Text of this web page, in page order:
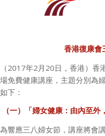
香港復康會
（201 7年2 月20日，香港）香
場免費健康講座，主題分別為
如下：
（一）「婦女健康：由內至外
為響應三八婦女節，講座將會